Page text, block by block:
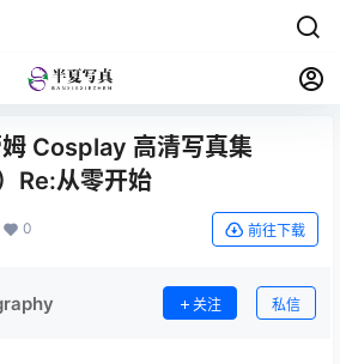
Cosplay 高清写真集
Re:从零开始
0 前往下载
关注 私信